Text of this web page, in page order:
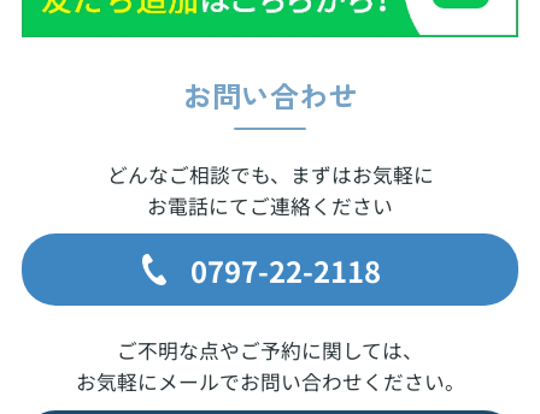
お問い合わせ
どんなご相談でも、まずはお気軽に
お電話にてご連絡ください
0797-22-2118
ご不明な点やご予約に関しては、
お気軽にメールでお問い合わせください。